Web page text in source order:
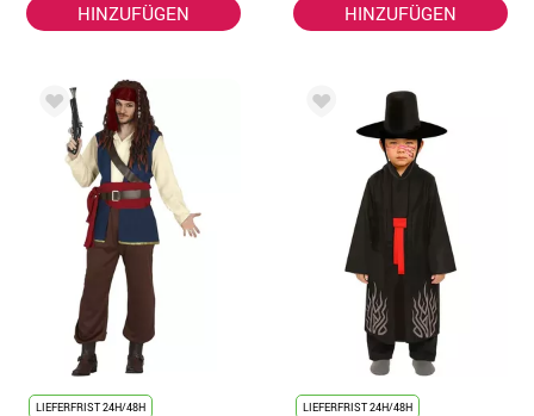
HINZUFÜGEN HINZUFÜGEN
LIEFERFRIST 24H/48H
LIEFERFRIST 24H/48H